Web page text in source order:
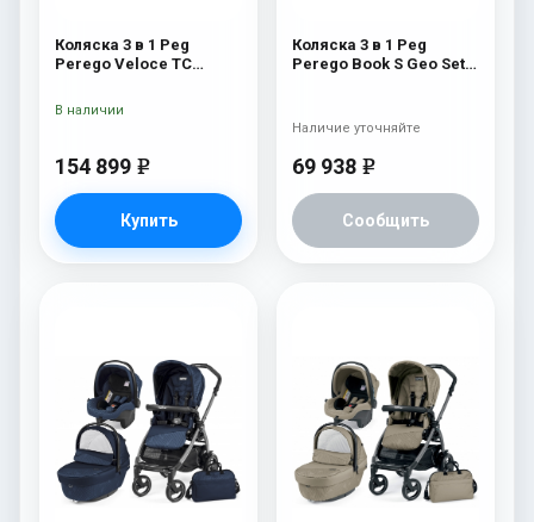
Коляска 3 в 1 Peg
Perego Veloce TC
New
154 899 e
Купить
В наличии
Коляска 3 в 1 Peg
Perego Book S Geo Set
69 938 e
Сообщить
Наличие уточняйте